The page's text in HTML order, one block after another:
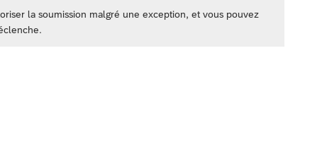
la soumission malgré une exception, et vous pouvez